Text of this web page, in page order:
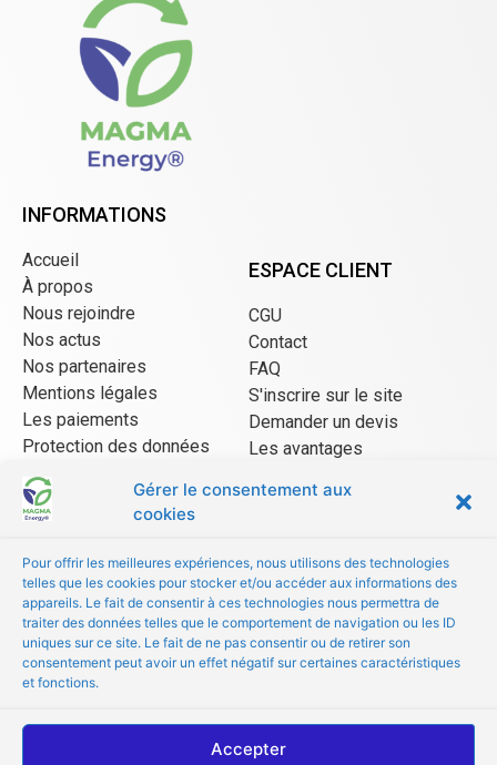
Gérer le consentement aux
cookies
Pour offrir les meilleures expériences, nous utilisons des technologies
telles que les cookies pour stocker et/ou accéder aux informations des
appareils. Le fait de consentir à ces technologies nous permettra de
traiter des données telles que le comportement de navigation ou les ID
uniques sur ce site. Le fait de ne pas consentir ou de retirer son
consentement peut avoir un effet négatif sur certaines caractéristiques
et fonctions.
Accepter
INFORMATIONS
Accueil
À propos
Nous rejoindre
Nos actus
Nos partenaires
Mentions légales
Les paiements
Protection des données
CGU Mangopay
ESPACE CLIENT
CGU
Contact
FAQ
S'inscrire sur le site
Demander un devis
Les avantages
CGU/CGV
Être référencé
Les avantages
FAQ